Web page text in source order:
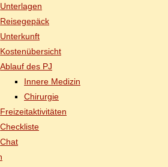
Un­ter­la­gen
Rei­se­ge­päck
Un­ter­kunft
Kos­ten­über­sicht
Ab­lauf des PJ
In­ne­re Medizin
Chir­ur­gie
Frei­zeit­ak­ti­vi­tä­ten
Check­lis­te
Chat